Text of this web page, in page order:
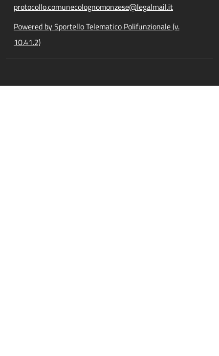
protocollo.comunecolognomonzese@legalmail.it
Powered by Sportello Telematico Polifunzionale (v.
10.41.2)